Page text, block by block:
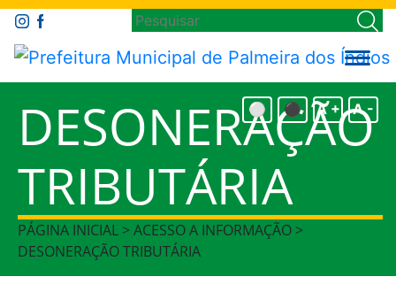
DESONERAÇÃO
TRIBUTÁRIA
PÁGINA INICIAL > ACESSO A INFORMAÇÃO >
DESONERAÇÃO TRIBUTÁRIA
A -
A +
⚫
⚪